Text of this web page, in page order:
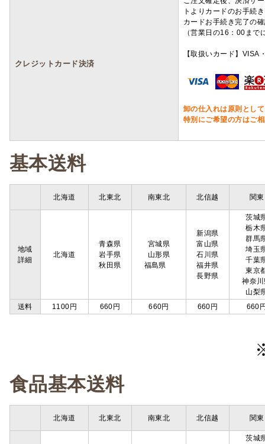
クレジットカード決済
トよりカードのお手続
カードお手続き完了の
（営業日の16：00ま
【取扱いカード】
卸の仕入れは原則とし
特別にご希望の方はご
基本送料
北海道 北東北 南東北 北信越 関東
地域
詳細
北海道
青森県
岩手県
秋田県
宮城県
山形県
福島県
新潟県
富山県
石川県
福井県
長野県
茨城
栃木
群馬
埼玉
千葉
東京
神奈
山梨
送料
1100円 660円 660円 660円 660
食品基本送料
北海道 北東北 南東北 北信越 関東
茨城